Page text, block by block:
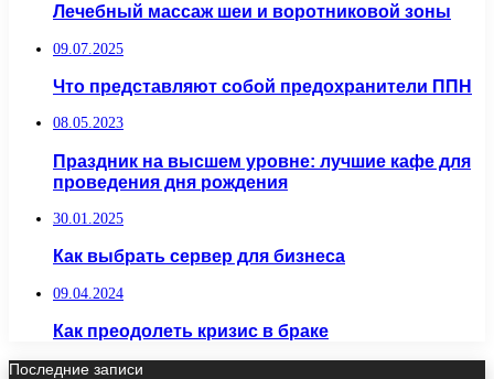
Лечебный массаж шеи и воротниковой зоны
09.07.2025
Что представляют собой предохранители ППН
08.05.2023
Праздник на высшем уровне: лучшие кафе для
проведения дня рождения
30.01.2025
Как выбрать сервер для бизнеса
09.04.2024
Как преодолеть кризис в браке
Последние записи